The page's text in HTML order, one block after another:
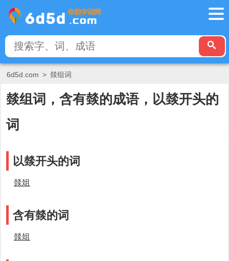
6d5d.com > 燅组词
燅组词，含有燅的成语，以燅开头的
词
以燅开头的词
燅俎
含有燅的词
燅俎